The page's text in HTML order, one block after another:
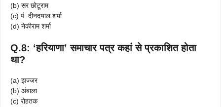
(b) सर छोटूराम
(c) पं. दीनदयाल शर्मा
(d) नेकीराम शर्मा
Q.8: ‘हरियाणा’ समाचार पत्र कहां से प्रकाशित होता
था?
(a) झज्जर
(b) अंबाला
(c) रोहतक